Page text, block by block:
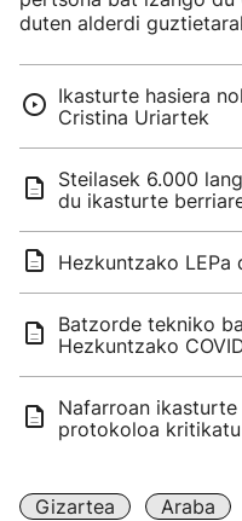
duten alderdi
Ikasturte hasiera
Cristina Uriartek
Steilasek 6.000
du ikasturte
Hezkuntzako LEPa
Batzorde tekniko
Hezkuntzako
Nafarroan
protokoloa
Gizartea Araba